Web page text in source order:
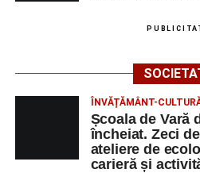
ÎNVĂȚĂMÂNT-
Școala de Vară
încheiat. Zeci
ateliere de
carieră și